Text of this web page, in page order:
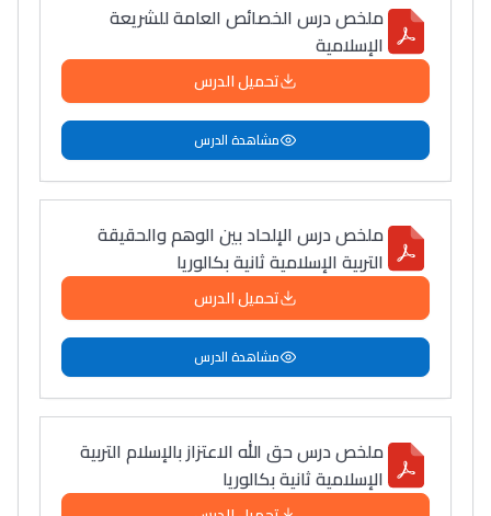
ملخص درس الخصائص العامة للشريعة
الإسلامية
تحميل الدرس
مشاهدة الدرس
ملخص درس الإلحاد بين الوهم والحقيقة
التربية الإسلامية ثانية بكالوريا
تحميل الدرس
مشاهدة الدرس
ملخص درس حق الله الاعتزاز بالإسلام التربية
الإسلامية ثانية بكالوريا